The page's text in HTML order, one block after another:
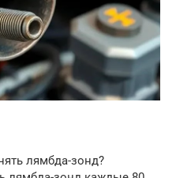
лямбда-зонд?